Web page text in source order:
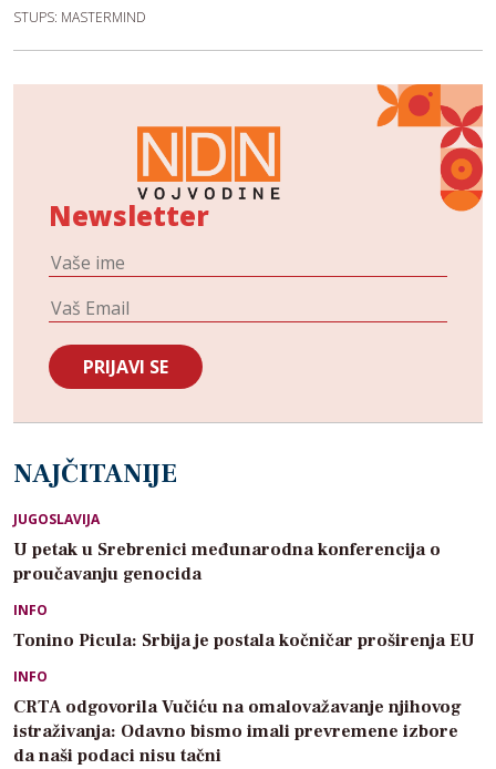
STUPS: MASTERMIND
Newsletter
NAJČITANIJE
JUGOSLAVIJA
U petak u Srebrenici međunarodna konferencija o
proučavanju genocida
INFO
Tonino Picula: Srbija je postala kočničar proširenja EU
INFO
CRTA odgovorila Vučiću na omalovažavanje njihovog
istraživanja: Odavno bismo imali prevremene izbore
da naši podaci nisu tačni